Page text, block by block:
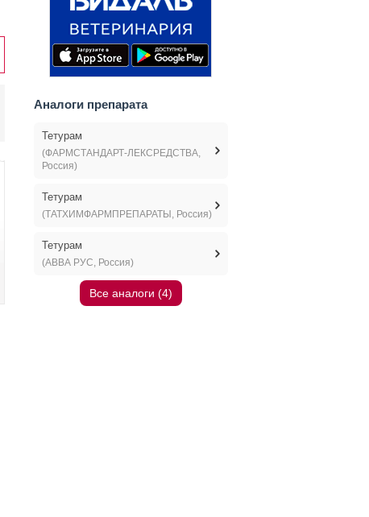
Аналоги препарата
Тетурам
(ФАРМСТАНДАРТ-ЛЕКСРЕДСТВА,
Россия)
Тетурам
(ТАТХИМФАРМПРЕПАРАТЫ, Россия)
Тетурам
(АВВА РУС, Россия)
Все аналоги (4)